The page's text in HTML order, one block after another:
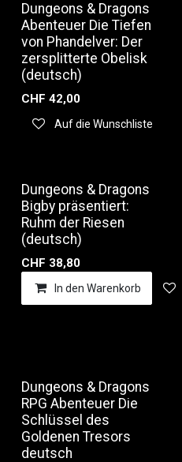
Dungeons & Dragons
Abenteuer Die Tiefen
von Phandelver: Der
zersplitterte Obelisk
(deutsch)
CHF 42,00
Auf die Wunschliste
Dungeons & Dragons
Bigby präsentiert:
Ruhm der Riesen
(deutsch)
CHF 38,80
In den Warenkorb
Dungeons & Dragons
RPG Abenteuer Die
Schlüssel des
Goldenen Tresors
deutsch